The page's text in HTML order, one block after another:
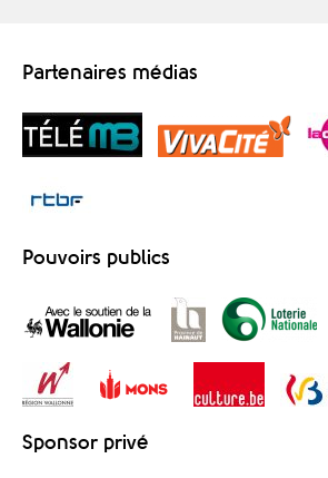
Partenaires médias
Pouvoirs publics
Sponsor privé